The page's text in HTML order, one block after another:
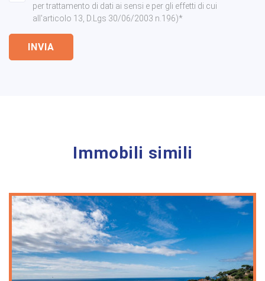
per trattamento di dati ai sensi e per gli effetti di cui
all'articolo 13, D.Lgs 30/06/2003 n.196)*
INVIA
Immobili simili